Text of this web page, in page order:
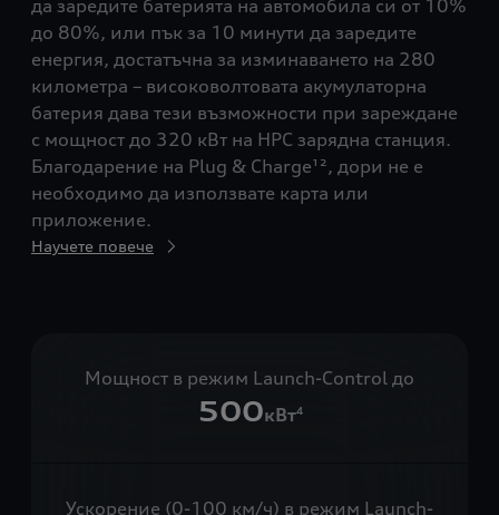
да заредите батерията на автомобила си от 10%
до 80%, или пък за 10 минути да заредите
енергия, достатъчна за изминаването на 280
километра – високоволтовата акумулаторна
батерия дава тези възможности при зареждане
с мощност до 320 кВт на HPC зарядна станция.
Благодарение на Plug & Charge¹², дори не е
необходимо да използвате карта или
приложение.
Научете повече
Мощност в режим Launch-Control до
500кВт4
Ускорение (0-100 км/ч) в режим Launch-